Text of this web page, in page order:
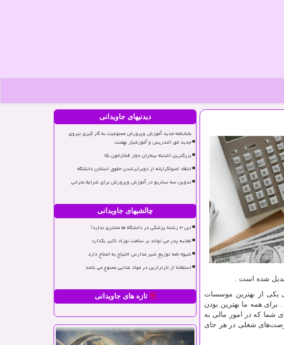
شده است .
یکی از بهترین موسسات
همه ما بهترین بودن
شما که در امور مالی به
شغلی در هر جای
دیدنیهای جاویدانی
بخشنامه جدید آموزش وپرورش ممنوعیت به کار گیری نیروی
جدید حق التدریس و آموزشیار نهضت
بزرگترین اشتباه بیماران دچار فشارخون بالا
انتقاد اصولگرایانه از دوبرابرشدن حقوق استادن دانشگاه
تدوین سه سناریو در آموزش وپرورش برای شرایط بحرانی
چالشیهای جاویدانی
این ۳ رشته پزشکی در دانشگاه ها مشتری ندارد!
تغذیه پدر می تواند بر سلامت نوزاد تأثیر بگذارد
شیوه نامه توزیع شیر مدارس احتیاج به اصلاح دارد
استفاده از تارترازین در مواد غذایی ممنوع می باشد
تازه های جاویدانی